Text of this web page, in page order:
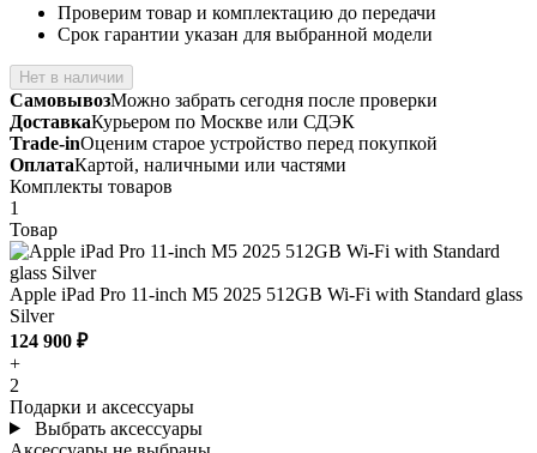
Проверим товар и комплектацию до передачи
Срок гарантии указан для выбранной модели
Нет в наличии
СамовывозМожно забрать сегодня после проверки
ДоставкаКурьером по Москве или СДЭК
Trade-inОценим старое устройство перед покупкой
ОплатаКартой, наличными или частями
Комплекты товаров
1
Товар
Apple iPad Pro 11-inch M5 2025 512GB Wi-Fi with Standard glass
Silver
124 900 ₽
+
2
Подарки и аксессуары
Выбрать аксессуары